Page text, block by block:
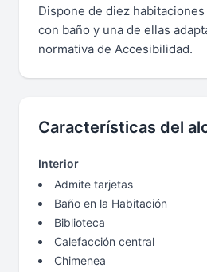
Dispone de diez
con baño y una de ellas
normativa de Accesibilidad.
Características del
Interior
Admite tarjetas
Baño en la Habitación
Biblioteca
Calefacción central
Chimenea